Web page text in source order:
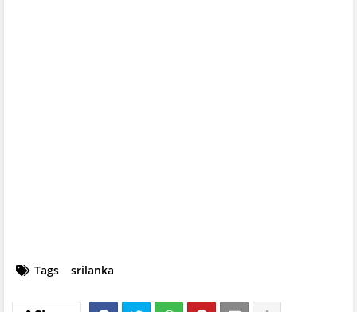
Tags srilanka